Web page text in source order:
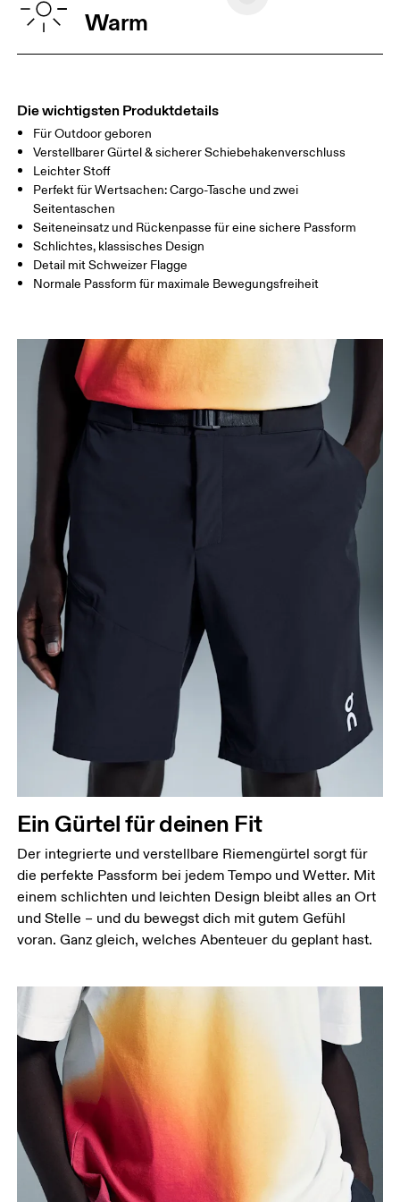
Deine Körpermasse in Zentimeter
GRÖSSENTABELLE – MÄNNERKLEIDUNG
TAILLE 75
HÜFTE
EL
54.5 56
Horizontal verschieben, um mehr zu sehen
So misst du richtig
wo dein Oberkörper am schmalsten ist.
Hüfte
Miss um die breiteste Stelle deiner Hüfte herum.
Oberschenkel
Stell dich so hin, dass deine Füsse schulterbreit
auseinander sind. Miss um die breiteste Stelle
Schrittlänge
Füsse leicht auseinander. Miss von der obersten
Stelle deines Innenbeins bis hinunter zum Knöchel.
Warm
Die wichtigsten Produktdetails
Für Outdoor geboren
Verstellbarer Gürtel & sicherer Schiebehakenverschluss
Leichter Stoff
Perfekt für Wertsachen: Cargo-Tasche und zwei
Seitentaschen
Seiteneinsatz und Rückenpasse für eine sichere Passform
Schlichtes, klassisches Design
Detail mit Schweizer Flagge
Normale Passform für maximale Bewegungsfreiheit
Ein Gürtel für deinen Fit
Der integrierte und verstellbare Riemengürtel sorgt für
die perfekte Passform bei jedem Tempo und Wetter. Mit
einem schlichten und leichten Design bleibt alles an Ort
und Stelle – und du bewegst dich mit gutem Gefühl
voran. Ganz gleich, welches Abenteuer du geplant hast.